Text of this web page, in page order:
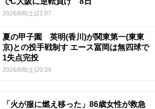
2026/8/8(土)21:07
夏の甲子園 英明(香川)が関東第一(東東
京)との投手戦制す エース冨岡は無四球で
1失点完投
2026/8/8(土)20:34
「火が服に燃え移った」86歳女性が救急